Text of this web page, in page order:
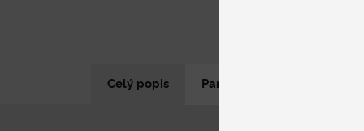
Celý popis Parametre produktu